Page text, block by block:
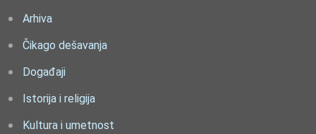
Arhiva
Čikago dešavanja
Događaji
Istorija i religija
Kultura i umetnost